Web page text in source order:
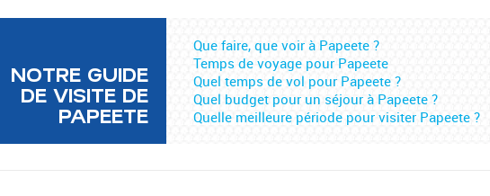
NOTRE GUIDE
DE VISITE DE
PAPEETE
Que faire, que voir à Papeete ?
Temps de voyage pour Papeete
Quel temps de vol pour Papeete ?
Quel budget pour un séjour à Papeete ?
Quelle meilleure période pour visiter Papeete ?